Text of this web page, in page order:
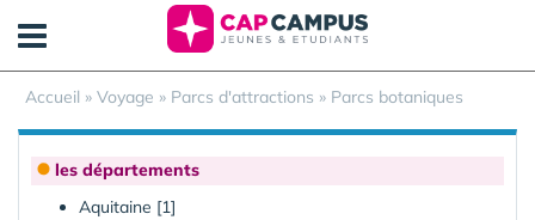
Accueil » Voyage » Parcs d'attractions » Parcs botaniques
les départements
Aquitaine [1]
Panneau de gestion des cookies